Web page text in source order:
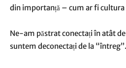
din importanță – cum ar fi cultura
Ne-am păstrat conectați în atât
suntem deconectați de la “întreg”.